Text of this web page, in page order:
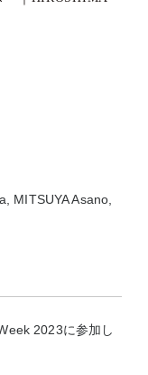
MITSUYA Asano,
2023に参加し